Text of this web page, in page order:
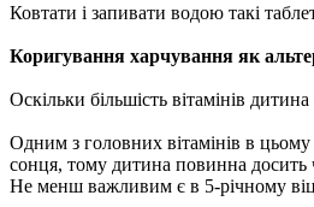
Ковтати і запивати водою такі
Коригування харчування як
Оскільки більшість вітамінів
Одним з головних вітамінів в
сонця, тому дитина повинна досить
Не менш важливим є в 5-річному